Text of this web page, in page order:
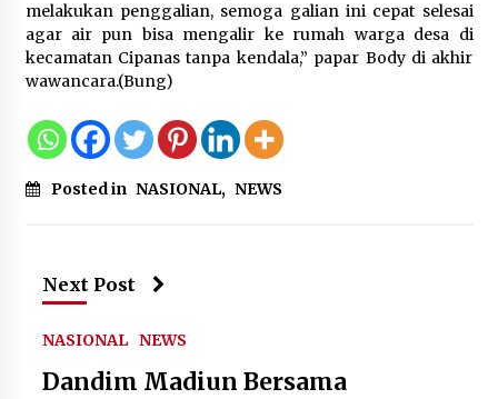
8 Agustus 2026
Perawatan PCOS yang Efektif untuk
Menjaga Kesuburan
8 Agustus 2026
Tinggi Kemhan
8 Agustus 2026
melakukan penggalian, semoga galian ini cepat selesai
agar air pun bisa mengalir ke rumah warga desa di
kecamatan Cipanas tanpa kendala,” papar Body di akhir
wawancara.(Bung)
Posted in NASIONAL, NEWS
Next Post
NASIONAL NEWS
Dandim Madiun Bersama